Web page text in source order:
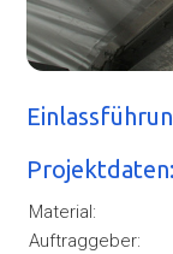
Projektdaten:
Material:
Auftraggeber: